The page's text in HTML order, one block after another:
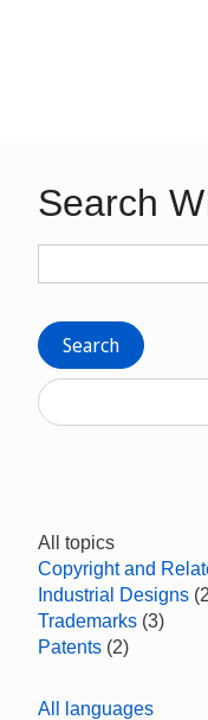
Search
Search
All topics
Copyright and
Industrial Designs
Trademarks (3)
Patents (2)
All languages